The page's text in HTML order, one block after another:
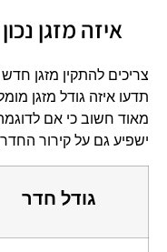
איזה מזגן
צריכים להתקין מזגן
תדעו איזה גודל מזגן
מאוד חשוב כי אם
ישפיע גם על קירור
גודל חדר